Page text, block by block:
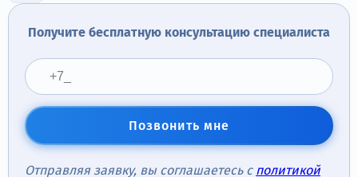
Адрес call-центра
Получите бесплатную консультацию специалиста
Позвонить мне
Отправляя заявку, вы соглашаетесь с политикой